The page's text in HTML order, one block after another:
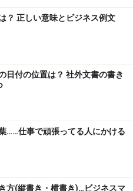
同じです。相手の人格を尊
うにしましょう。
とが、上司や部下、同僚を
も限りません。口は災いの
ない
ている宗教などプライベー
タブー。また、男性社員
？ 正しい意味とビジネス例文
日付の位置は？ 社外文書の書き
……仕事で頑張ってる人にかける
方(縦書き・横書き)…ビジネスマ